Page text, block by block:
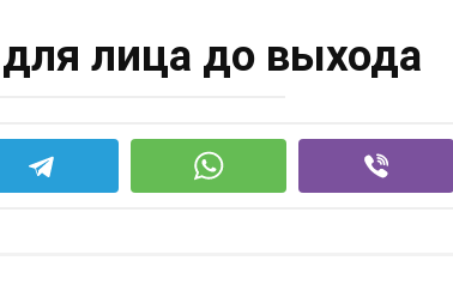
лица до выхода